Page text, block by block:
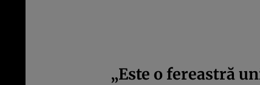
„Este o fereastră